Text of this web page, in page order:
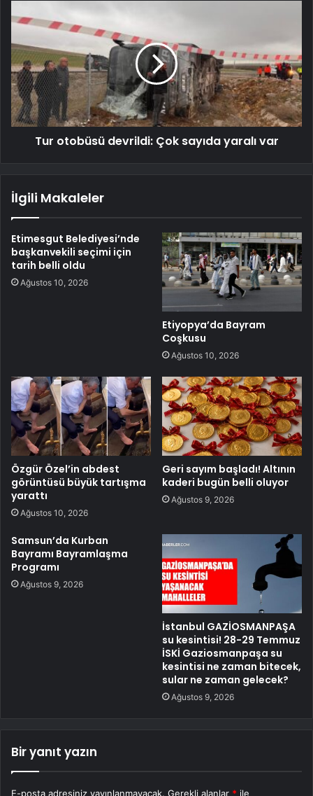
Tur otobüsü devrildi: Çok sayıda yaralı var
İlgili Makaleler
Etimesgut Belediyesi’nde
başkanvekili seçimi için
tarih belli oldu
Ağustos 10, 2026
Etiyopya’da Bayram
Coşkusu
Ağustos 10, 2026
Özgür Özel’in abdest
görüntüsü büyük tartışma
yarattı
Ağustos 10, 2026
Geri sayım başladı! Altının
kaderi bugün belli oluyor
Ağustos 9, 2026
Samsun’da Kurban
Bayramı Bayramlaşma
Programı
Ağustos 9, 2026
İstanbul GAZİOSMANPAŞA
su kesintisi! 28-29 Temmuz
İSKİ Gaziosmanpaşa su
kesintisi ne zaman bitecek,
sular ne zaman gelecek?
Ağustos 9, 2026
Bir yanıt yazın
E-posta adresiniz yayınlanmayacak. Gerekli alanlar * ile